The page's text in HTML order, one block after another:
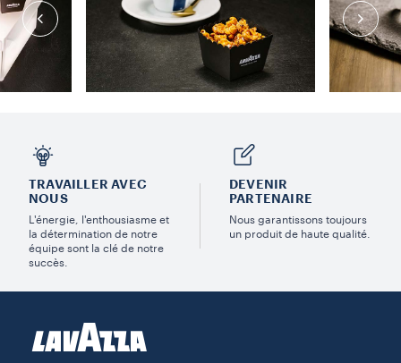
TRAVAILLER AVEC
NOUS
L'énergie, l'enthousiasme et
la détermination de notre
équipe sont la clé de notre
succès.
DEVENIR
PARTENAIRE
Nous garantissons toujours
un produit de haute qualité.